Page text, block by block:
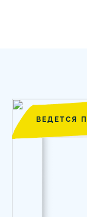
ВЕДЕТСЯ